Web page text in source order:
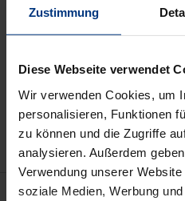
Zustimmung
Diese Webseite verwendet
Wir verwenden Cookies, um
personalisieren, Funktionen
zu können und die Zugriffe
analysieren. Außerdem
Verwendung unserer
soziale Medien, Werbung
Add
Add to Wish List
Delivery cost notice
Description